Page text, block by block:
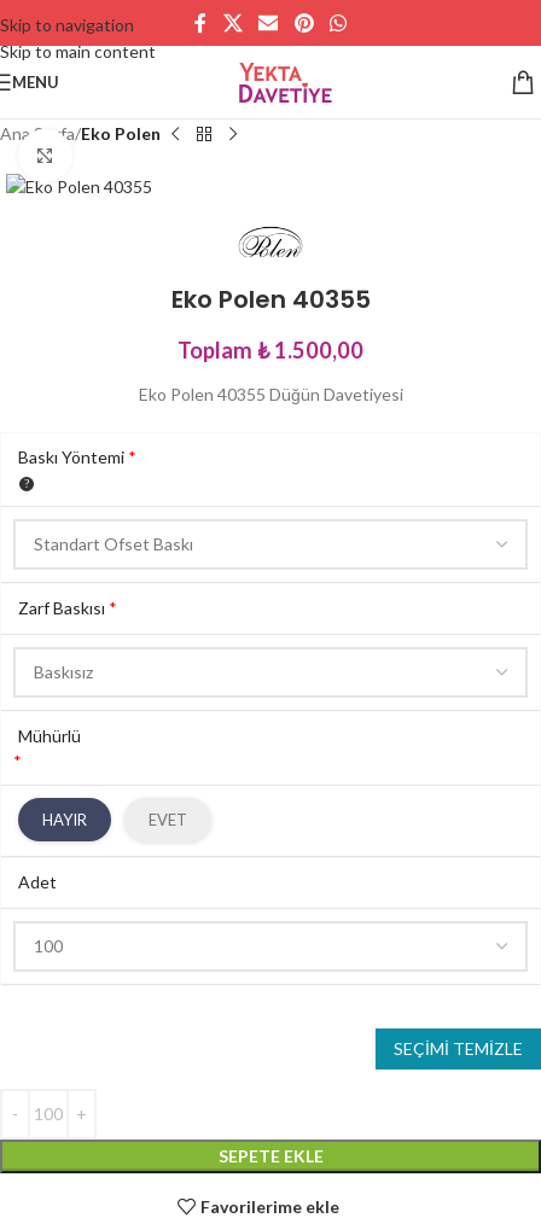
Skip to navigation
Skip to main content
MENU
Ana Sayfa Eko Polen
Eko Polen 40355
Toplam ₺ 1.500,00
Eko Polen 40355 Düğün Davetiyesi
Baskı Yöntemi *
Zarf Baskısı *
Mühürlü
*
HAYIR EVET
Adet
SEÇIMI TEMIZLE
SEPETE EKLE
Favorilerime ekle